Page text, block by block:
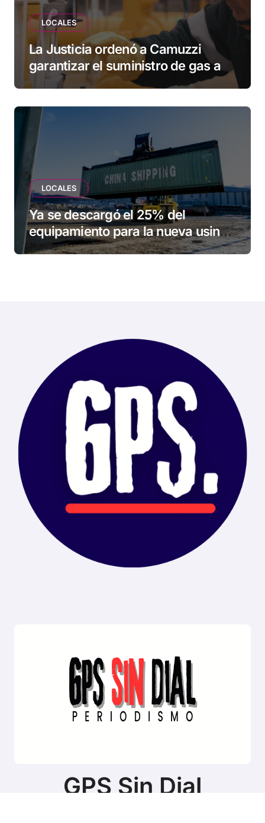
LOCALES
La Justicia ordenó a Camuzzi
garantizar el suministro de gas a
una familia de Tolhuin
LOCALES
Ya se descargó el 25% del
equipamiento para la nueva usina
de Ushuaia
GPS Sin Dial